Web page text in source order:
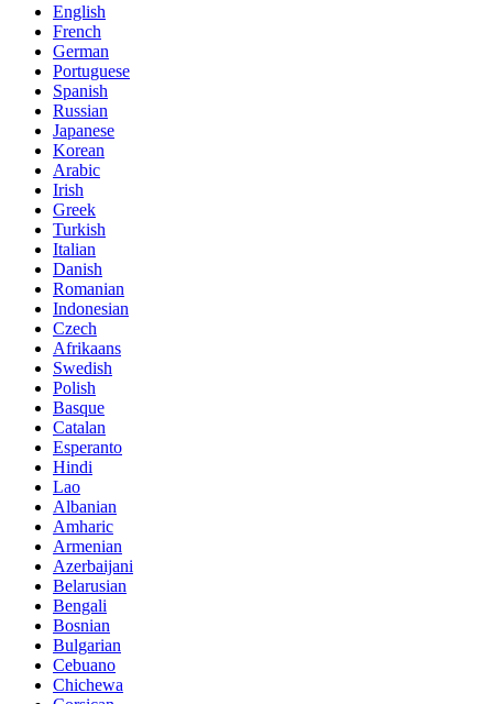
English
French
German
Portuguese
Spanish
Russian
Japanese
Korean
Arabic
Irish
Greek
Turkish
Italian
Danish
Romanian
Indonesian
Czech
Afrikaans
Swedish
Polish
Basque
Catalan
Esperanto
Hindi
Lao
Albanian
Amharic
Armenian
Azerbaijani
Belarusian
Bengali
Bosnian
Bulgarian
Cebuano
Chichewa